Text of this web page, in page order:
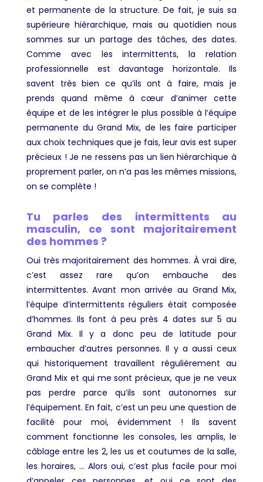
et permanente de la structure. De fait, je suis sa
supérieure hiérarchique, mais au quotidien nous
sommes sur un partage des tâches, des dates.
Comme avec les intermittents, la relation
professionnelle est davantage horizontale. Ils
savent très bien ce qu’ils ont à faire, mais je
prends quand même à cœur d’animer cette
équipe et de les intégrer le plus possible à l’équipe
permanente du Grand Mix, de les faire participer
aux choix techniques que je fais, leur avis est super
précieux ! Je ne ressens pas un lien hiérarchique à
proprement parler, on n’a pas les mêmes missions,
on se complète !
Tu parles des intermittents au
masculin, ce sont majoritairement
des hommes ?
Oui très majoritairement des hommes. À vrai dire,
c’est assez rare qu’on embauche des
intermittentes. Avant mon arrivée au Grand Mix,
l’équipe d’intermittents réguliers était composée
d’hommes. Ils font à peu près 4 dates sur 5 au
Grand Mix. Il y a donc peu de latitude pour
embaucher d’autres personnes. Il y a aussi ceux
qui historiquement travaillent régulièrement au
Grand Mix et qui me sont précieux, que je ne veux
pas perdre parce qu’ils sont autonomes sur
l’équipement. En fait, c’est un peu une question de
facilité pour moi, évidemment ! Ils savent
comment fonctionne les consoles, les amplis, le
câblage entre les 2, les us et coutumes de la salle,
les horaires, … Alors oui, c’est plus facile pour moi